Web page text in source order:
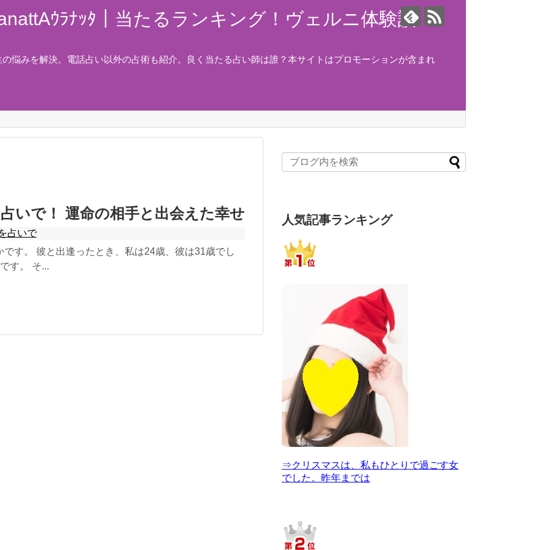
ｳﾗﾅｯﾀ｜当たるランキング！ヴェルニ体験談！
悩みを解決。電話占い以外の占術も紹介。良く当たる占い師は誰？本サイトはプロモーションが含まれ
いで！ 運命の相手と出会えた幸せ
占いで
です。 彼と出逢ったとき、私は24歳、彼は31歳でし
す。 そ...
人気記事ランキング
⇒クリスマスは、私もひとりで過ごす女
でした。昨年までは